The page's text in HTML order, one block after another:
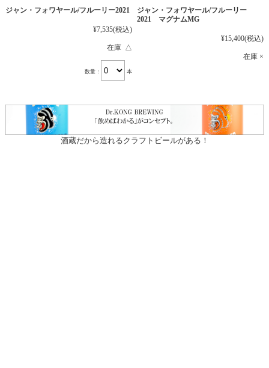
ジャン・フォワヤール/フルーリー2021
¥7,535(税込)
在庫 △
数量： 本
ジャン・フォワヤール/フルーリー
2021 マグナムMG
¥15,400(税込)
在庫 ×
酒蔵だから造れるクラフトビールがある！